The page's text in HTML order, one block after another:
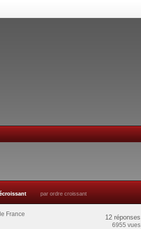
par ordre croissant
France
12 réponses
6955 vues